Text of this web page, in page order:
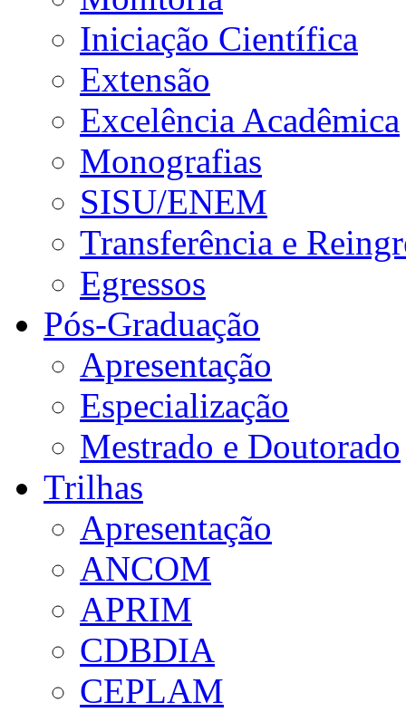
Iniciação Científica
Extensão
Excelência Acadêmica
Monografias
SISU/ENEM
Transferência e
Egressos
Pós-Graduação
Apresentação
Especialização
Mestrado e Doutorado
Trilhas
Apresentação
ANCOM
APRIM
CDBDIA
CEPLAM